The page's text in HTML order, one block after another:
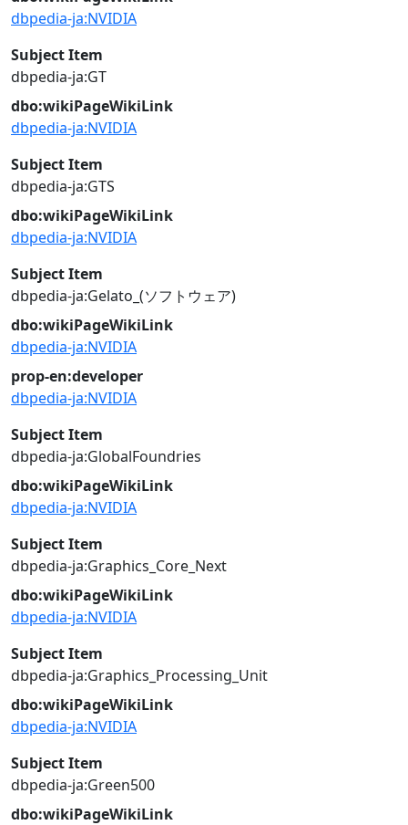
dbpedia-ja:NVIDIA
Subject Item
dbpedia-ja:GT
dbo:wikiPageWikiLink
dbpedia-ja:NVIDIA
Subject Item
dbpedia-ja:GTS
dbo:wikiPageWikiLink
dbpedia-ja:NVIDIA
Subject Item
dbpedia-ja:Gelato_(ソフトウェア)
dbo:wikiPageWikiLink
dbpedia-ja:NVIDIA
prop-en:developer
dbpedia-ja:NVIDIA
Subject Item
dbpedia-ja:GlobalFoundries
dbo:wikiPageWikiLink
dbpedia-ja:NVIDIA
Subject Item
dbpedia-ja:Graphics_Core_Next
dbo:wikiPageWikiLink
dbpedia-ja:NVIDIA
Subject Item
dbpedia-ja:Graphics_Processing_Unit
dbo:wikiPageWikiLink
dbpedia-ja:NVIDIA
Subject Item
dbpedia-ja:Green500
dbo:wikiPageWikiLink